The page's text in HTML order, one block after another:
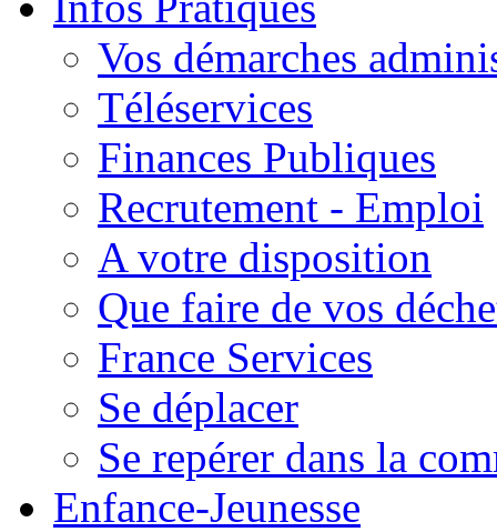
Vos démarches
Téléservices
Finances Publiques
Recrutement - Emploi
A votre disposition
Que faire de vos
France Services
Se déplacer
Se repérer dans la
Enfance-Jeunesse